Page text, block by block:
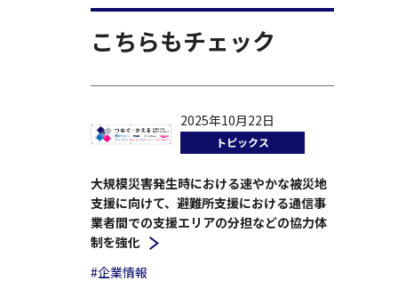
こちらもチェック
2025年10月22日
トピックス
大規模災害発生時における速やかな被災地
支援に向けて、避難所支援における通信事
業者間での支援エリアの分担などの協力体
制を強化
#企業情報